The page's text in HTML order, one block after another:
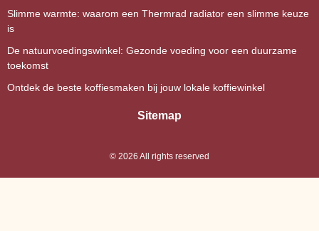
Slimme warmte: waarom een Thermrad radiator een slimme keuze
is
De natuurvoedingswinkel: Gezonde voeding voor een duurzame
toekomst
Ontdek de beste koffiesmaken bij jouw lokale koffiewinkel
Sitemap
© 2026 All rights reserved